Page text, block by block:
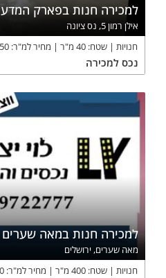
למכירה חנות בפארק
אילן רמון 5, נס ציונה
חנויות
שטח: 40 מ"ר מחיר למ"ר:
נכס למכירה
למכירה חנות במאה שערים
מאה שערים, ירושלים
חנויות
שטח: 400 מ"ר מחיר למ"ר: